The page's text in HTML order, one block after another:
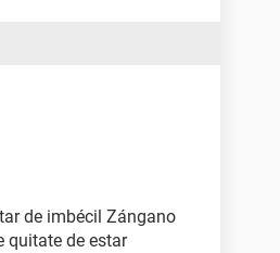
de imbécil Zángano
quitate de estar